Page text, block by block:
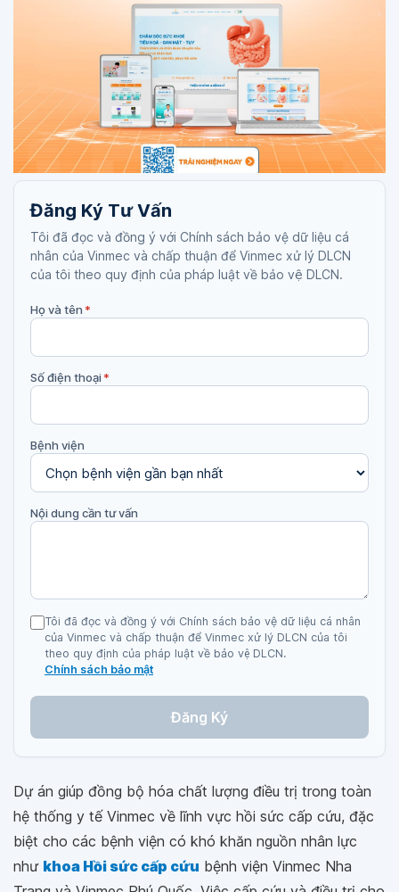
Đăng Ký Tư Vấn
Tôi đã đọc và đồng ý với Chính sách bảo vệ dữ liệu cá
nhân của Vinmec và chấp thuận để Vinmec xử lý DLCN
của tôi theo quy định của pháp luật về bảo vệ DLCN.
Họ và tên*
Số điện thoại*
Bệnh viện
Nội dung cần tư vấn
Tôi đã đọc và đồng ý với Chính sách bảo vệ dữ liệu cá nhân
của Vinmec và chấp thuận để Vinmec xử lý DLCN của tôi
theo quy định của pháp luật về bảo vệ DLCN.
Chính sách bảo mật
Đăng Ký
Dự án giúp đồng bộ hóa chất lượng điều trị trong toàn
hệ thống y tế Vinmec về lĩnh vực hồi sức cấp cứu, đặc
biệt cho các bệnh viện có khó khăn nguồn nhân lực
như khoa Hồi sức cấp cứu bệnh viện Vinmec Nha